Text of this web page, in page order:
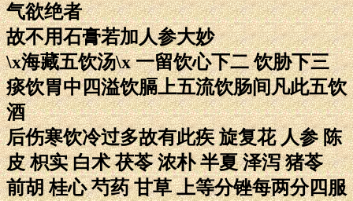
气欲绝者
故不用石膏若加人参大妙
\x海藏五饮汤\x 一留饮心下二 饮胁下三
痰饮胃中四溢饮膈上五流饮肠间凡此五饮
酒
后伤寒饮冷过多故有此疾 旋复花 人参 陈
皮 枳实 白术 茯苓 浓朴 半夏 泽泻 猪苓
前胡 桂心 芍药 甘草 上等分锉每两分四服